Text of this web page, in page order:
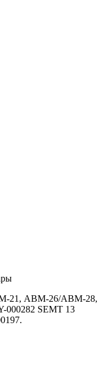
21, ABM-26/ABM-28,
000282 SEMT 13